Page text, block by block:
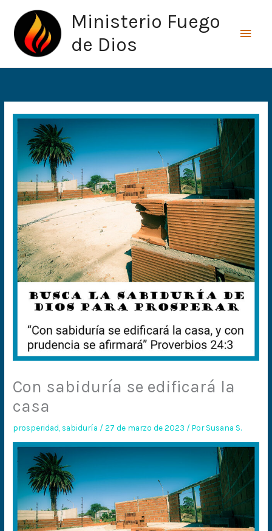
contenido
Ministerio Fuego
de Dios
Con sabiduría se edificará la
casa
prosperidad, sabiduría /27 de marzo de 2023 / PorSusana S.